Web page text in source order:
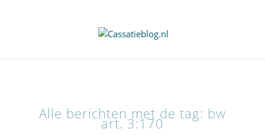
Alle berichten met de tag: bw
art. 3:170